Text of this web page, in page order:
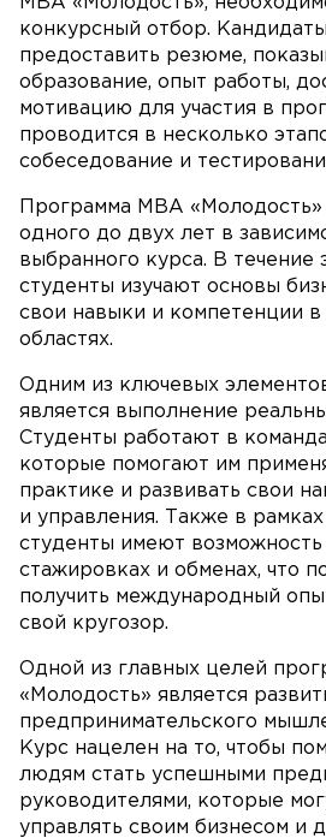
конкурсный отбор.
предоставить резюме,
образование, опыт работы,
мотивацию для участия в
проводится в несколько
собеседование и
Программа MBA
одного до двух лет в
выбранного курса. В течение
студенты изучают основы
свои навыки и компетенции в
областях.
Одним из ключевых
является выполнение
Студенты работают в
которые помогают им
практике и развивать свои
и управления. Также в
студенты имеют возможность
стажировках и обменах, что
получить международный
свой кругозор.
Одной из главных целей
«Молодость» является
предпринимательского
Курс нацелен на то, чтобы
людям стать успешными
руководителями, которые
управлять своим бизнесом и